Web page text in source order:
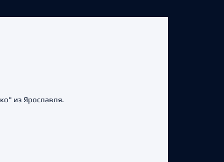
из Ярославля.